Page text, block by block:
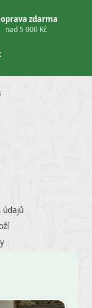
zdarma
nad 5 000 Kč
údajů